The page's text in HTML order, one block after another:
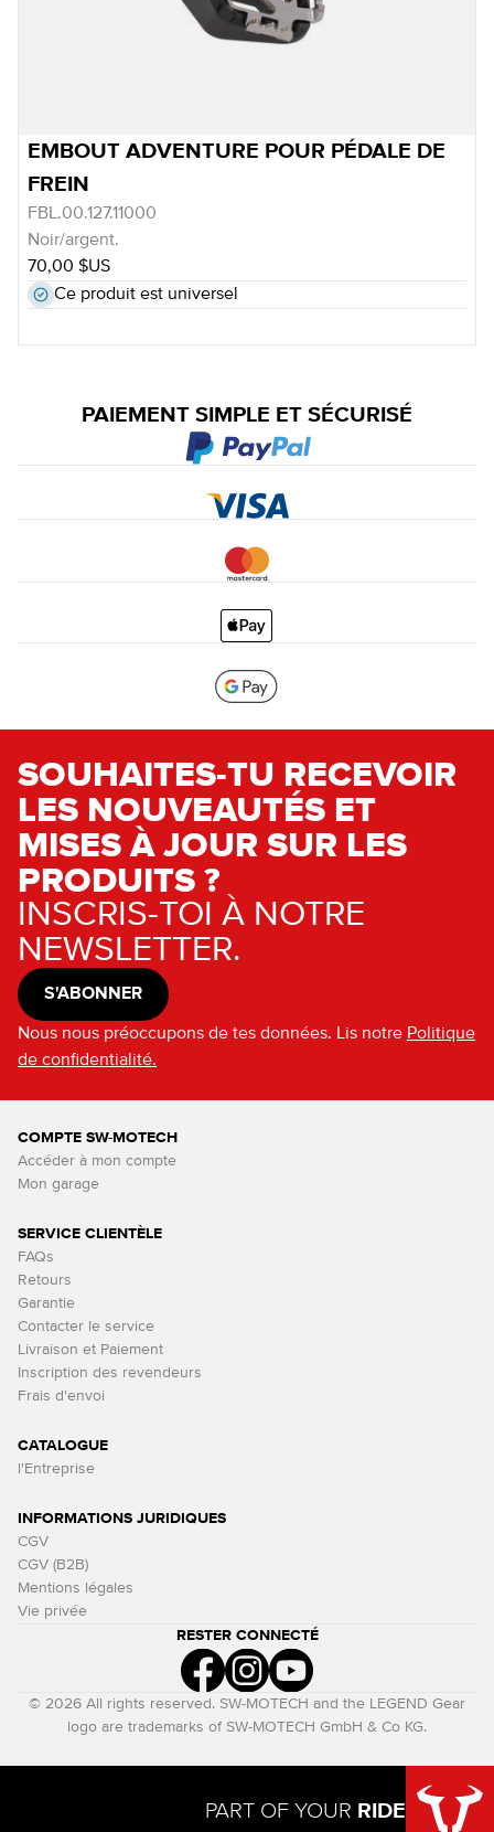
EMBOUT ADVENTURE POUR PÉDALE DE
FREIN
FBL.00.127.11000
Noir/argent.
70,00 $US
Ce produit est universel
PAIEMENT SIMPLE ET SÉCURISÉ
SOUHAITES-TU RECEVOIR
LES NOUVEAUTÉS ET
MISES À JOUR SUR LES
PRODUITS ?
INSCRIS-TOI À NOTRE
NEWSLETTER.
S'ABONNER
Nous nous préoccupons de tes données. Lis notre Politique
de confidentialité.
COMPTE SW-MOTECH
Accéder à mon compte
Mon garage
SERVICE CLIENTÈLE
FAQs
Retours
Garantie
Contacter le service
Livraison et Paiement
Inscription des revendeurs
Frais d'envoi
CATALOGUE
l'Entreprise
INFORMATIONS JURIDIQUES
CGV
CGV (B2B)
Mentions légales
Vie privée
RESTER CONNECTÉ
© 2026 All rights reserved. SW-MOTECH and the LEGEND Gear
logo are trademarks of SW-MOTECH GmbH & Co KG.
PART OF YOUR RIDE